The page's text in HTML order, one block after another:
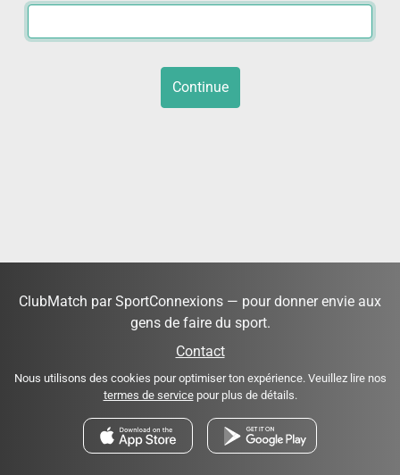
Continue
ClubMatch par SportConnexions — pour donner envie aux
gens de faire du sport.
Contact
Nous utilisons des cookies pour optimiser ton expérience. Veuillez lire nos
termes de servicepour plus de détails.